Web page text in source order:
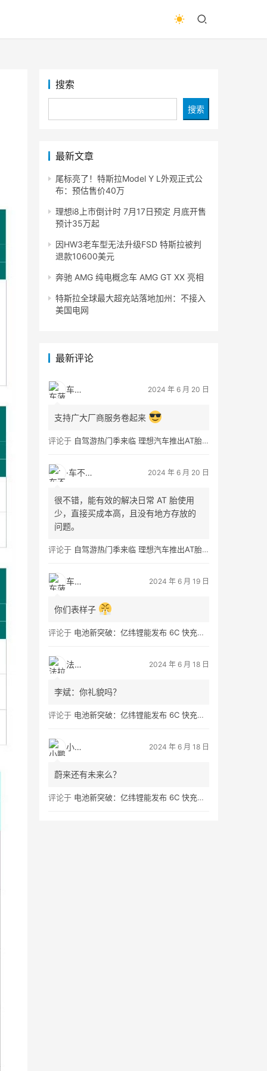
搜索
搜索
最新文章
尾标亮了！特斯拉Model Y L外观正式公
布：预估售价40万
理想i8上市倒计时 7月17日预定 月底开售
预计35万起
因HW3老车型无法升级FSD 特斯拉被判
退款10600美元
奔驰 AMG 纯电概念车 AMG GT XX 亮相
特斯拉全球最大超充站落地加州：不接入
美国电网
最新评论
车菠萝 2024 年 6 月 20 日
支持广大厂商服务卷起来
评论于 自驾游热门季来临 理想汽车推出AT胎租借服务
·车不易· 2024 年 6 月 20 日
很不错，能有效的解决日常 AT 胎使用
少，直接买成本高，且没有地方存放的
问题。
评论于 自驾游热门季来临 理想汽车推出AT胎租借服务
车菠萝 2024 年 6 月 19 日
你们表样子
评论于 电池新突破：亿纬锂能发布 6C 快充大圆柱电池 Omnicell，充电 5 分钟补能 300 公里
法拉第 2024 年 6 月 18 日
李斌：你礼貌吗？
评论于 电池新突破：亿纬锂能发布 6C 快充大圆柱电池 Omnicell，充电 5 分钟补能 300 公里
小鹏友 2024 年 6 月 18 日
蔚来还有未来么？
评论于 电池新突破：亿纬锂能发布 6C 快充大圆柱电池 Omnicell，充电 5 分钟补能 300 公里